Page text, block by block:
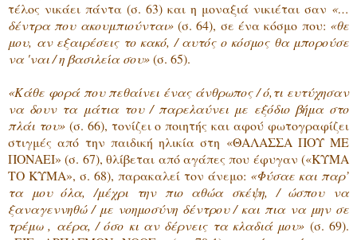
τέλος νικάει πάντα (σ. 63) και η μοναξιά νικιέται σαν «…
δέντρα που ακουμπιούνται» (σ. 64), σε ένα κόσμο που: «θε
μου, αν εξαιρέσεις το κακό, / αυτός ο κόσμος θα μπορούσε
να 'ναι / η βασιλεία σου»(σ. 65).
«Κάθε φορά που πεθαίνει ένας άνθρωπος / ό,τι ευτύχησαν
να δουν τα μάτια του / παρελαύνει με εξόδιο βήμα στο
πλάι του»(σ. 66), τονίζει ο ποιητής και αφού φωτογραφίζει
στιγμές από την παιδική ηλικία στη «ΘΑΛΑΣΣΑ ΠΟΥ ΜΕ
ΠΟΝΑΕΙ» (σ. 67), θλίβεται από αγάπες που έφυγαν («ΚΥΜΑ
ΤΟ ΚΥΜΑ», σ. 68), παρακαλεί τον άνεμο: «Φύσαε και παρ’
τα μου όλα, /μέχρι την πιο αθώα σκέψη, / ώσπου να
ξαναγεννηθώ / με νοημοσύνη δέντρου / και πια να μην σε
τρέμω , αέρα, / όσο κι αν δέρνεις τα κλαδιά μου» (σ. 69).